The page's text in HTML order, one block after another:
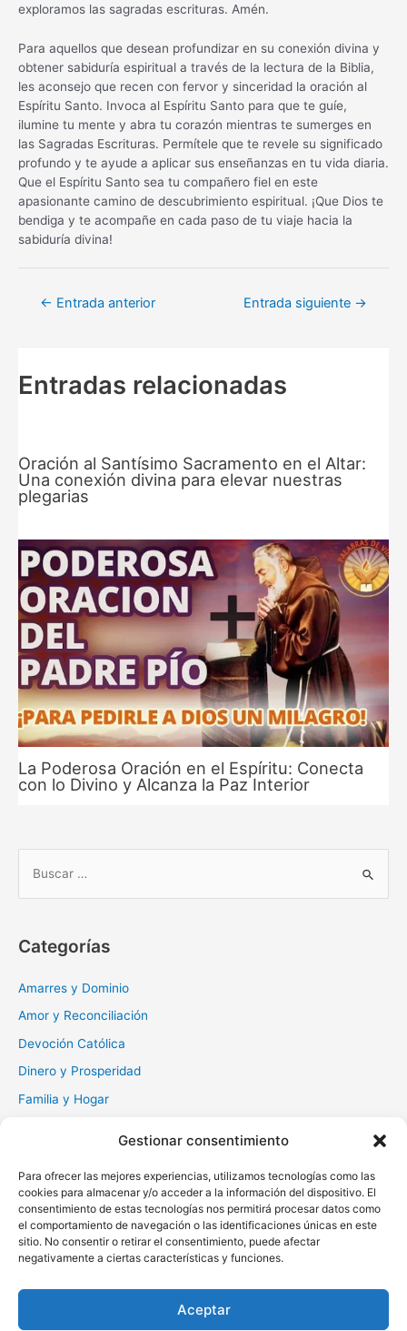
Gestionar consentimiento
Para ofrecer las mejores experiencias, utilizamos tecnologías como las
cookies para almacenar y/o acceder a la información del dispositivo. El
consentimiento de estas tecnologías nos permitirá procesar datos como
el comportamiento de navegación o las identificaciones únicas en este
sitio. No consentir o retirar el consentimiento, puede afectar
negativamente a ciertas características y funciones.
Aceptar
exploramos las sagradas escrituras. Amén.
Para aquellos que desean profundizar en su conexión divina y
obtener sabiduría espiritual a través de la lectura de la Biblia,
les aconsejo que recen con fervor y sinceridad la oración al
Espíritu Santo. Invoca al Espíritu Santo para que te guíe,
ilumine tu mente y abra tu corazón mientras te sumerges en
las Sagradas Escrituras. Permítele que te revele su significado
profundo y te ayude a aplicar sus enseñanzas en tu vida diaria.
Que el Espíritu Santo sea tu compañero fiel en este
apasionante camino de descubrimiento espiritual. ¡Que Dios te
bendiga y te acompañe en cada paso de tu viaje hacia la
sabiduría divina!
Navegación
← Entrada anterior Entrada siguiente →
Entradas relacionadas
Oración al Santísimo Sacramento en el Altar:
Una conexión divina para elevar nuestras
plegarias
La Poderosa Oración en el Espíritu: Conecta
con lo Divino y Alcanza la Paz Interior
a
r
Categorías
Amarres y Dominio
Amor y Reconciliación
Devoción Católica
Dinero y Prosperidad
Familia y Hogar
Muerte y Difuntos
Oraciones Diarias
Otras
Protección y Liberación
Salud y Sanación